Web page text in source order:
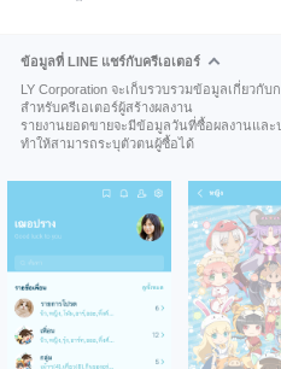
ข้อมูลที่ LINE แชร์กับครีเอเตอร์
LY Corporation จะเก็บรวบรวมข้อมูลเกี่ยวกั
สำหรับครีเอเตอร์ผู้สร้างผลงาน
รายงานยอดขายจะมีข้อมูลวันที่ซื้อผลงานแล
ทำให้สามารถระบุตัวตนผู้ซื้อได้